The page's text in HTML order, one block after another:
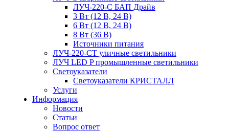
ЛУЧ-220-С БАП Драйв
3 Вт (12 В, 24 В)
6 Вт (12 В, 24 В)
8 Вт (36 В)
Источники питания
ЛУЧ-220-СТ уличные светильники
ЛУЧ LED P промышленные светильники
Светоуказатели
Светоуказатели КРИСТАЛЛ
Услуги
Информация
Новости
Статьи
Вопрос ответ